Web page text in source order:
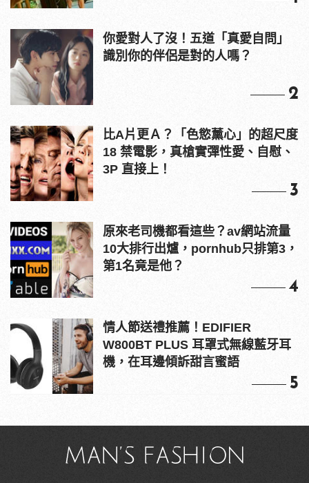
你愛對人了沒！五道「真愛自問」
識別你的伴侶是對的人嗎？
2
比A片更Ａ？「色慾薰心」的超尺度
18 禁電影，真槍實彈性愛、自慰、
3P 直接上！
3
原來老司機都看這些？av網站流量
10大排行出爐，pornhub只排第3，
第1名竟是他？
4
情人節送禮推薦！EDIFIER
W800BT PLUS 耳罩式無線藍牙耳
機，在耳邊傾訴甜言蜜語
5